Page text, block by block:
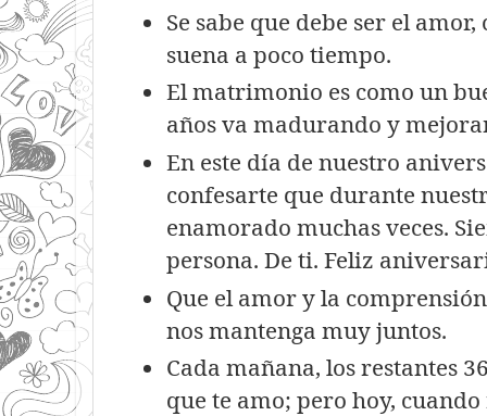
Se sabe que debe ser el
suena a poco tiempo.
El matrimonio es como un
años va madurando y
En este día de nuestro
confesarte que durante
enamorado muchas veces.
persona. De ti. Feliz
Que el amor y la
nos mantenga muy juntos.
Cada mañana, los restantes
que te amo; pero hoy,